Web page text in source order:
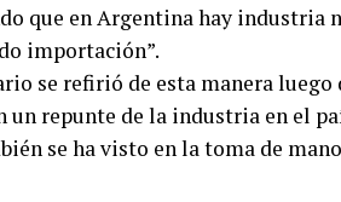
que en Argentina hay industria
importación”.
se refirió de esta manera luego
un repunte de la industria en el
se ha visto en la toma de